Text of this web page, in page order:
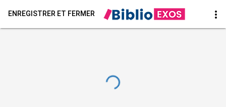
ENREGISTRER ET FERMER more_vert